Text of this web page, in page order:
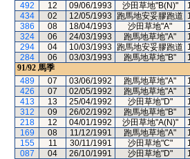
492
12 09/06/1993 沙田草地"B(N)"
434
02 12/05/1993 跑馬地安妥膠跑道
386
08 18/04/1993 沙田草地"A"
324
06 24/03/1993 跑馬地草地"A"
294
04 10/03/1993 跑馬地安妥膠跑道
284
06 03/03/1993 跑馬地草地"B"
91/92 馬季
489
07 03/06/1992 跑馬地草地"A"
426
07 02/05/1992 跑馬地草地"A"
413
13 25/04/1992 沙田草地"D"
312
09 26/02/1992 跑馬地草地"B"
218
12 04/01/1992 沙田草地"A(N)"
169
08 11/12/1991 跑馬地草地"A"
155
11 30/11/1991 沙田草地"C"
087
04 26/10/1991 沙田草地"D"